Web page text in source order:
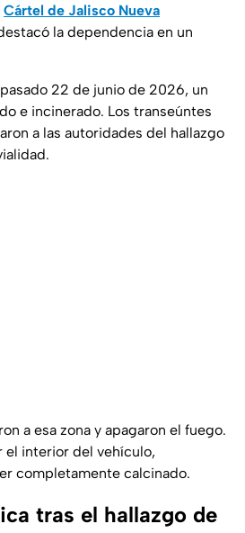
Cártel de Jalisco Nueva
la dependencia en un
22 de junio de 2026, un
e incinerado. Los transeúntes
a las autoridades del hallazgo
a esa zona y apagaron el fuego.
el interior del vehículo,
completamente calcinado.
tras el hallazgo de